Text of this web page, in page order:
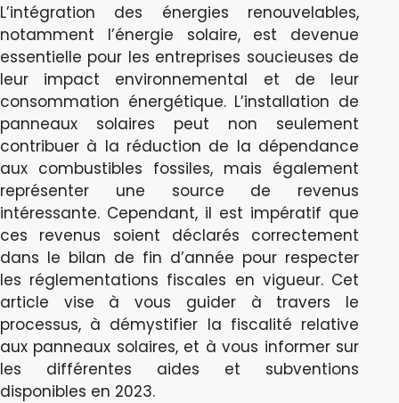
L’intégration des énergies renouvelables,
notamment l’énergie solaire, est devenue
essentielle pour les entreprises soucieuses de
leur impact environnemental et de leur
consommation énergétique. L’installation de
panneaux solaires peut non seulement
contribuer à la réduction de la dépendance
aux combustibles fossiles, mais également
représenter une source de revenus
intéressante. Cependant, il est impératif que
ces revenus soient déclarés correctement
dans le bilan de fin d’année pour respecter
les réglementations fiscales en vigueur. Cet
article vise à vous guider à travers le
processus, à démystifier la fiscalité relative
aux panneaux solaires, et à vous informer sur
les différentes aides et subventions
disponibles en 2023.